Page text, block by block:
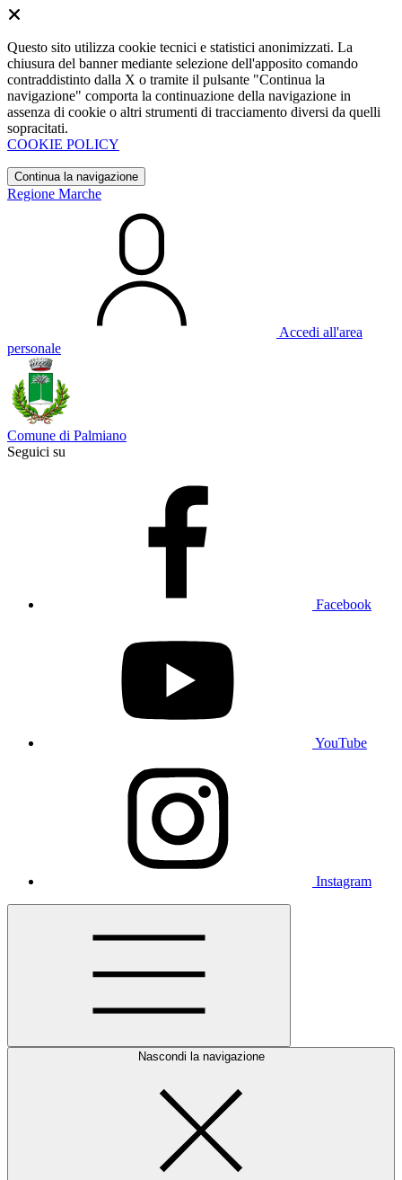
Questo sito utilizza cookie tecnici e statistici anonimizzati. La
chiusura del banner mediante selezione dell'apposito comando
contraddistinto dalla X o tramite il pulsante "Continua la
navigazione" comporta la continuazione della navigazione in
assenza di cookie o altri strumenti di tracciamento diversi da quelli
sopracitati.
COOKIE POLICY
Continua la navigazione
Regione Marche
Accedi all'area
personale
Comune di Palmiano
Seguici su
Facebook
YouTube
Instagram
Nascondi la navigazione